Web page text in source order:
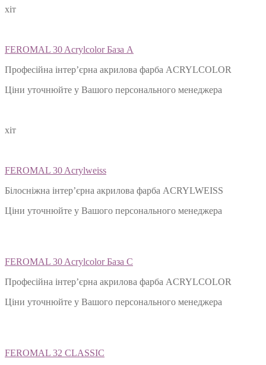
хіт
FEROMAL 30 Acrylcolor База А
Професійна інтер’єрна акрилова фарба ACRYLCOLOR
Ціни уточнюйте у Вашого персонального менеджера
хіт
FEROMAL 30 Acrylweiss
Білосніжна інтер’єрна акрилова фарба ACRYLWEISS
Ціни уточнюйте у Вашого персонального менеджера
FEROMAL 30 Acrylcolor База С
Професійна інтер’єрна акрилова фарба ACRYLCOLOR
Ціни уточнюйте у Вашого персонального менеджера
FEROMAL 32 CLASSIC